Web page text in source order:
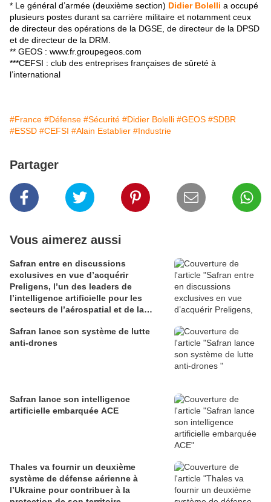
* Le général d’armée (deuxième section) Didier Bolelli a occupé
plusieurs postes durant sa carrière militaire et notamment ceux
de directeur des opérations de la DGSE, de directeur de la DPSD
et de directeur de la DRM.
** GEOS : www.fr.groupegeos.com
***CEFSI : club des entreprises françaises de sûreté à
l’international
#France #Défense #Sécurité #Didier Bolelli #GEOS #SDBR
#ESSD #CEFSI #Alain Establier #Industrie
Partager
Vous aimerez aussi
Safran entre en discussions
exclusives en vue d’acquérir
Preligens, l’un des leaders de
l’intelligence artificielle pour les
secteurs de l’aérospatial et de la
Safran lance son système de lutte
anti-drones
Safran lance son intelligence
artificielle embarquée ACE
Thales va fournir un deuxième
système de défense aérienne à
l’Ukraine pour contribuer à la